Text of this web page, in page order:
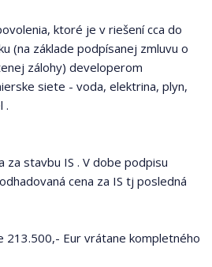
ktoré je v riešení cca do
(na základe podpísanej zmluvu o
zálohy) developerom
siete - voda, elektrina, plyn,
.
za stavbu IS . V dobe podpisu
cena za IS tj posledná
213.500,- Eur vrátane kompletného